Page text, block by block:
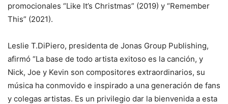
promocionales “Like It’s Christmas” (2019) y “Remember
This” (2021).
Leslie T.DiPiero, presidenta de Jonas Group Publishing,
afirmó “La base de todo artista exitoso es la canción, y
Nick, Joe y Kevin son compositores extraordinarios, su
música ha conmovido e inspirado a una generación de fans
y colegas artistas. Es un privilegio dar la bienvenida a esta